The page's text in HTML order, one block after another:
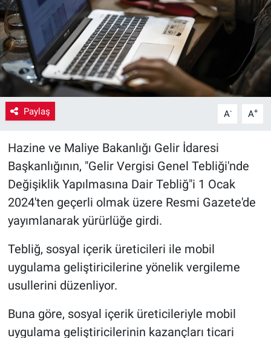
Paylaş A- A+
Hazine ve Maliye Bakanlığı Gelir İdaresi
Başkanlığının, "Gelir Vergisi Genel Tebliği'nde
Değişiklik Yapılmasına Dair Tebliğ"i 1 Ocak
2024'ten geçerli olmak üzere Resmi Gazete'de
yayımlanarak yürürlüğe girdi.
Tebliğ, sosyal içerik üreticileri ile mobil
uygulama geliştiricilerine yönelik vergileme
usullerini düzenliyor.
Buna göre, sosyal içerik üreticileriyle mobil
uygulama geliştiricilerinin kazançları ticari